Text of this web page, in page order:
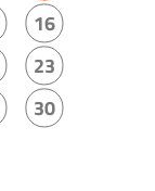
16
23
30